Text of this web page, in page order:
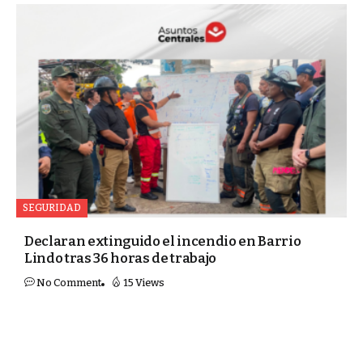
SEGURIDAD
Declaran extinguido el incendio en Barrio
Lindo tras 36 horas de trabajo
No Comment 15 Views